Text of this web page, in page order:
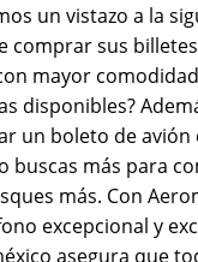
un vistazo a la
comprar sus
mayor
disponibles?
un boleto de avión
buscas más para
más. Con
excepcional y
asegura que